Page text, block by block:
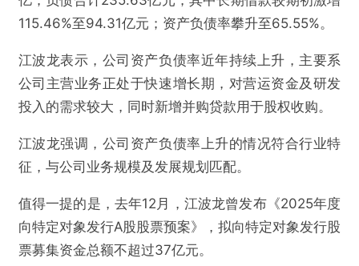
115.46%至94.31亿元；资产负债率攀升至65.55%。
江波龙表示，公司资产负债率近年持续上升，主要系
公司主营业务正处于快速增长期，对营运资金及研发
投入的需求较大，同时新增并购贷款用于股权收购。
江波龙强调，公司资产负债率上升的情况符合行业特
征，与公司业务规模及发展规划匹配。
值得一提的是，去年12月，江波龙曾发布《2025年度
向特定对象发行A股股票预案》，拟向特定对象发行股
票募集资金总额不超过37亿元。